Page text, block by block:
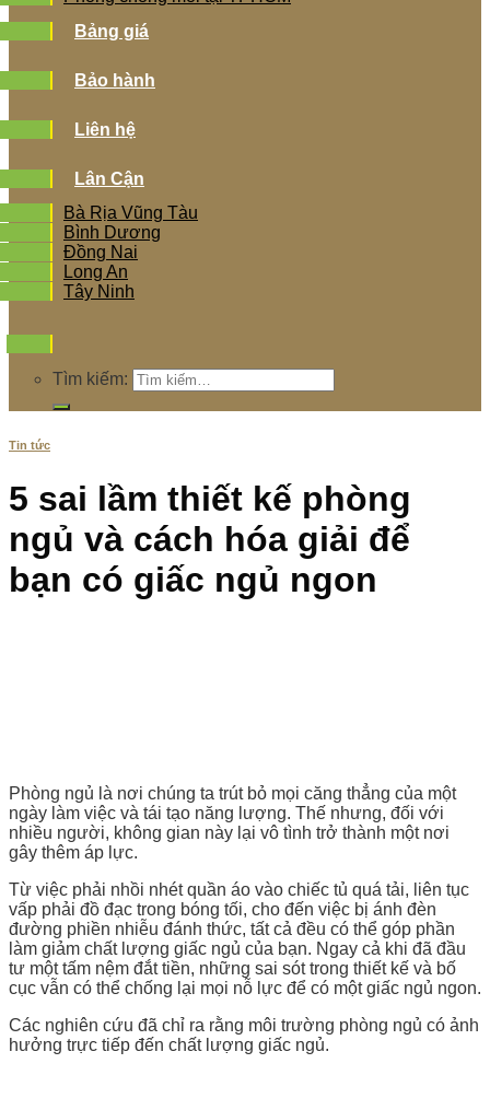
Bảng giá
Bảo hành
Liên hệ
Lân Cận
Bà Rịa Vũng Tàu
Bình Dương
Đồng Nai
Long An
Tây Ninh
Tìm kiếm:
Tin tức
5 sai lầm thiết kế phòng
ngủ và cách hóa giải để
bạn có giấc ngủ ngon
Phòng ngủ là nơi chúng ta trút bỏ mọi căng thẳng của một
ngày làm việc và tái tạo năng lượng. Thế nhưng, đối với
nhiều người, không gian này lại vô tình trở thành một nơi
gây thêm áp lực.
Từ việc phải nhồi nhét quần áo vào chiếc tủ quá tải, liên tục
vấp phải đồ đạc trong bóng tối, cho đến việc bị ánh đèn
đường phiền nhiễu đánh thức, tất cả đều có thể góp phần
làm giảm chất lượng giấc ngủ của bạn. Ngay cả khi đã đầu
tư một tấm nệm đắt tiền, những sai sót trong thiết kế và bố
cục vẫn có thể chống lại mọi nỗ lực để có một giấc ngủ ngon.
Các nghiên cứu đã chỉ ra rằng môi trường phòng ngủ có ảnh
hưởng trực tiếp đến chất lượng giấc ngủ.